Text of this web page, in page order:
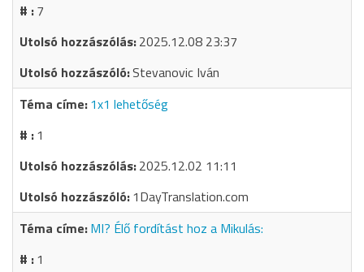
7
2025.12.08 23:37
Stevanovic Iván
1x1 lehetőség
1
2025.12.02 11:11
1DayTranslation.com
MI? Élő fordítást hoz a Mikulás:
1